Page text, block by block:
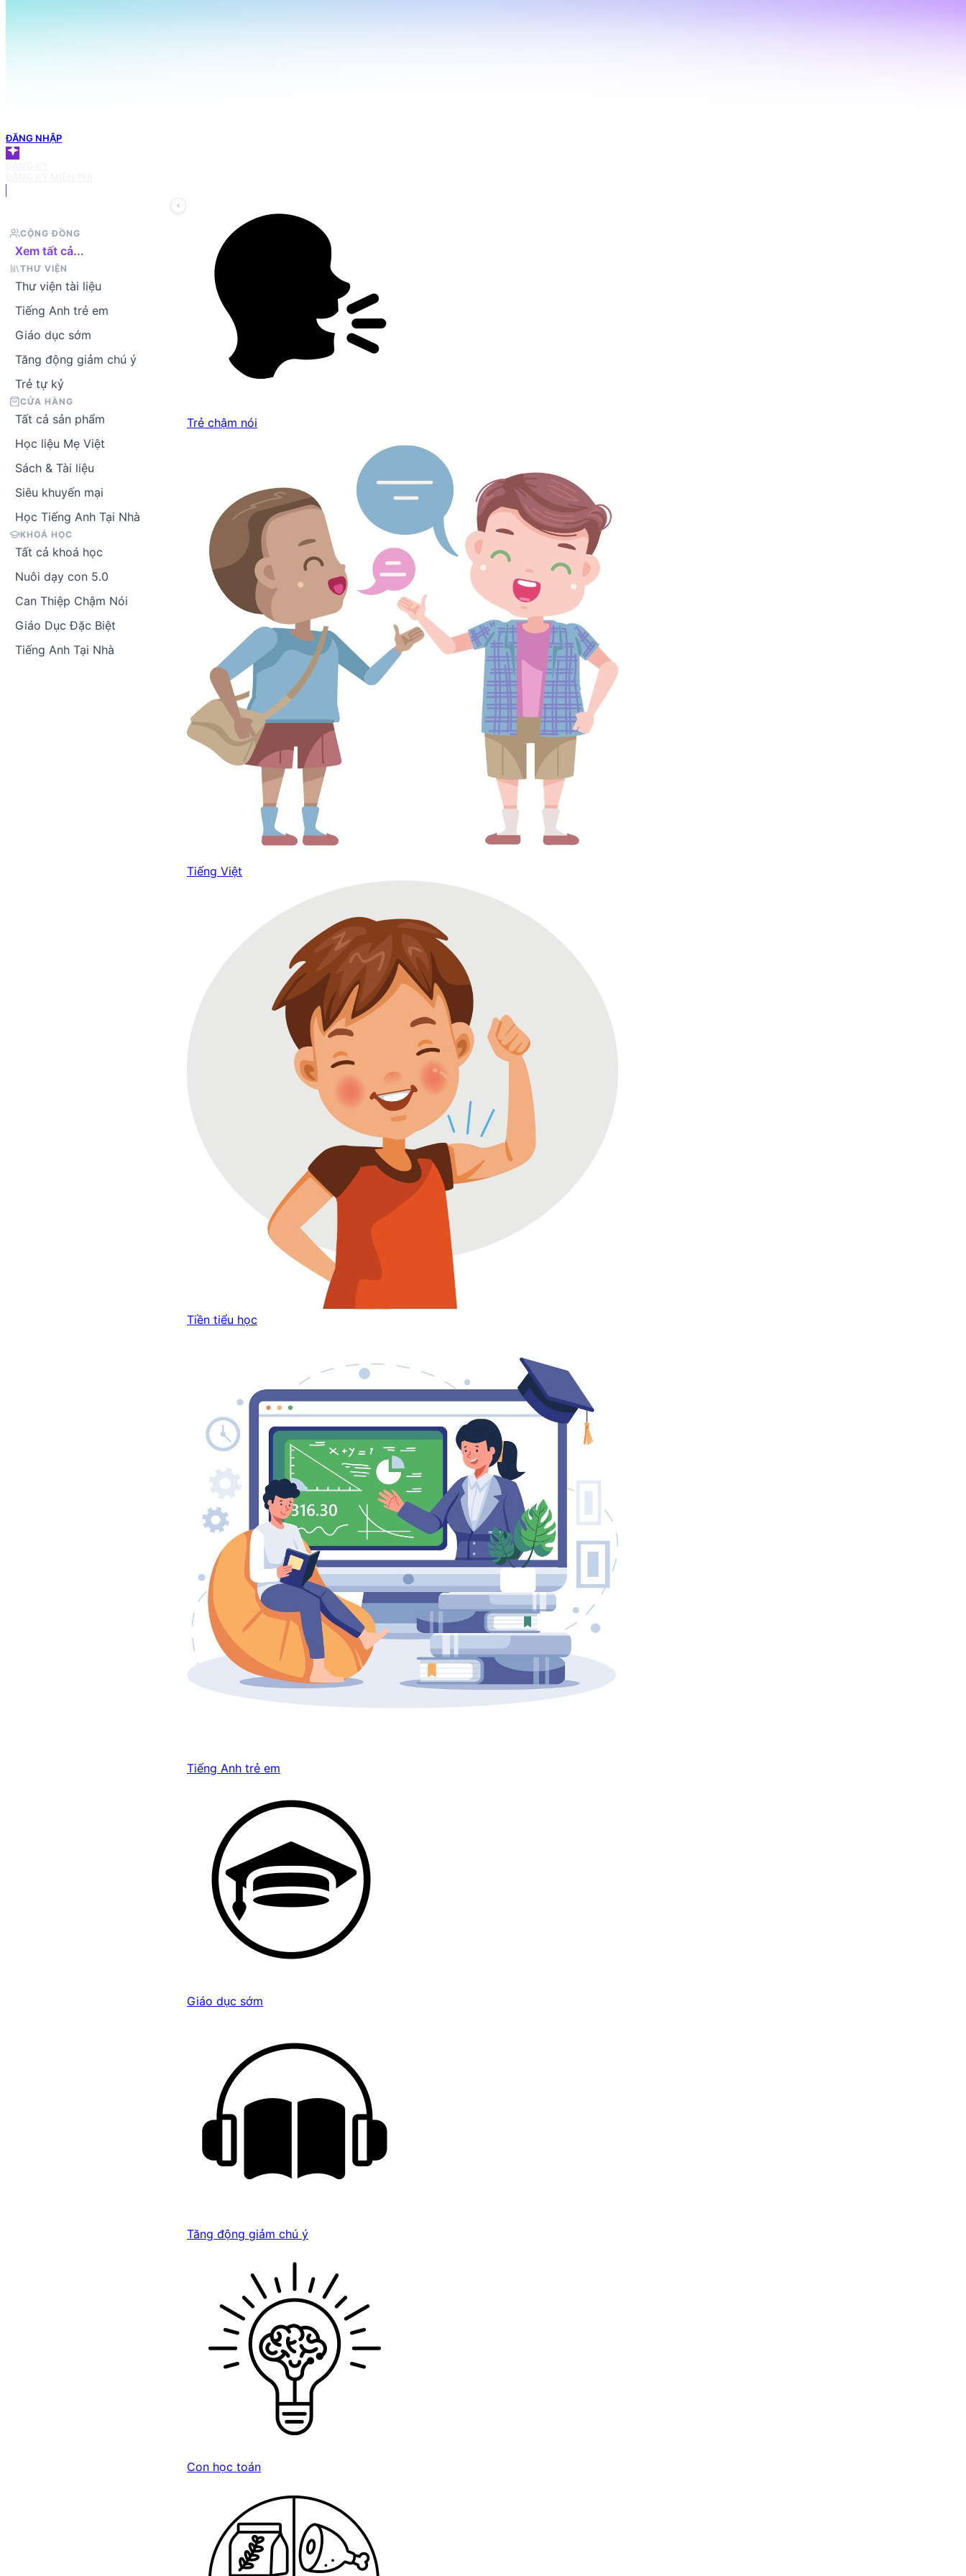
ĐĂNG NHẬP
CỘNG ĐỒNG
Xem tất cả...
THƯ VIỆN
Thư viện tài liệu
Tiếng Anh trẻ em
Giáo dục sớm
Tăng động giảm chú ý
Trẻ tự kỷ
CỬA HÀNG
Tất cả sản phẩm
Học liệu Mẹ Việt
Sách & Tài liệu
Siêu khuyến mại
Học Tiếng Anh Tại Nhà
KHOÁ HỌC
Tất cả khoá học
Nuôi dạy con 5.0
Can Thiệp Chậm Nói
Giáo Dục Đặc Biệt
Tiếng Anh Tại Nhà
Trẻ chậm nói
Tiếng Việt
Tiền tiểu học
Tiếng Anh trẻ em
Giáo dục sớm
Tăng động giảm chú ý
Con học toán